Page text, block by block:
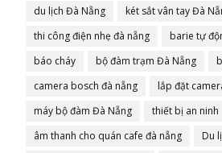
du lịch Đà Nẵng
két sắt vân tay Đà
thi công điện nhẹ đà nẵng
barie tự
báo cháy
bộ đàm trạm Đà Nẵng
camera bosch đà nẵng
lắp đặt
máy bộ đàm Đà Nẵng
thiết bị an ninh
âm thanh cho quán cafe đà nẵng
Du